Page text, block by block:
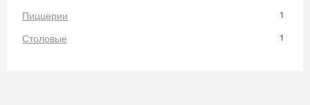
Пиццерии 1
Столовые 1